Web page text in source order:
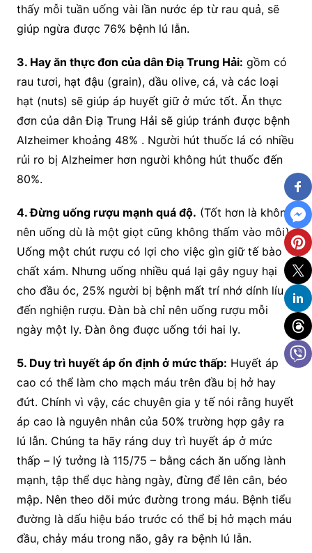
thấy mỗi tuần uống vài lần nước ép từ rau quả, sẽ
giúp ngừa được 76% bệnh lú lẫn.
3. Hay ăn thực đơn của dân Điạ Trung Hải: gồm có
rau tươi, hạt đậu (grain), dầu olive, cá, và các loại
hạt (nuts) sẽ giúp áp huyết giữ ở mức tốt. Ăn thực
đơn của dân Điạ Trung Hải sẽ giúp tránh được bệnh
Alzheimer khoảng 48% . Người hút thuốc lá có nhiều
rủi ro bị Alzheimer hơn người không hút thuốc đến
80%.
4. Đừng uống rượu mạnh quá độ. (Tốt hơn là không
nên uống dù là một giọt cũng không thấm vào môi)
Uống một chút rượu có lợi cho việc gìn giữ tế bào
chất xám. Nhưng uống nhiều quá lại gây nguy hại
cho đầu óc, 25% người bị bệnh mất trí nhớ dính líu
đến nghiện rượu. Đàn bà chỉ nên uống rượu mỗi
ngày một ly. Đàn ông đuợc uống tới hai ly.
5. Duy trì huyết áp ổn định ở mức thấp: Huyết áp
cao có thể làm cho mạch máu trên đầu bị hở hay
đứt. Chính vì vậy, các chuyên gia y tế nói rằng huyết
áp cao là nguyên nhân của 50% trường hợp gây ra
lú lẫn. Chúng ta hãy ráng duy trì huyết áp ở mức
thấp – lý tưởng là 115/75 – bằng cách ăn uống lành
mạnh, tập thể dục hàng ngày, đừng để lên cân, béo
mập. Nên theo dõi mức đường trong máu. Bệnh tiểu
đường là dấu hiệu báo trước có thể bị hở mạch máu
đầu, chảy máu trong não, gây ra bệnh lú lẫn.